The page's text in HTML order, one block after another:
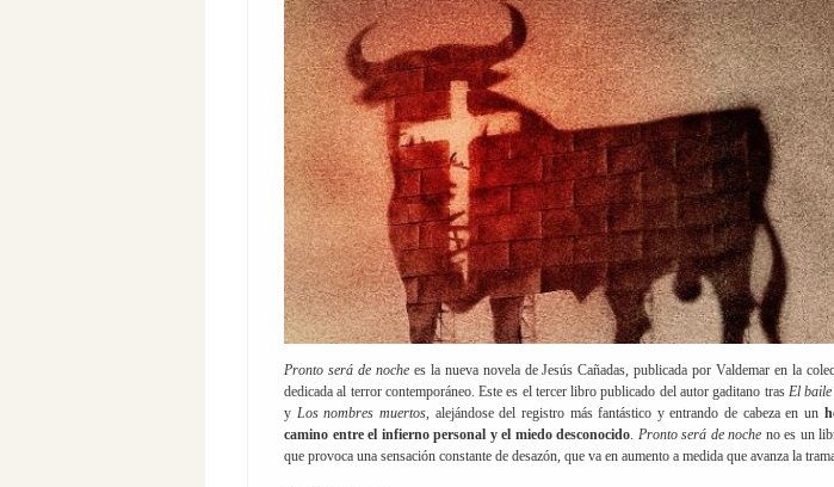
Pronto será de noche es la nueva novela de Jesús Cañadas, publicada por Valdemar en la
dedicada al terror contemporáneo. Este es el tercer libro publicado del autor gaditano tras El baile
y Los nombres muertos, alejándose del registro más fantástico y entrando de cabeza en un
camino entre el infierno personal y el miedo desconocido. Pronto será de noche no es un
que provoca una sensación constante de desazón, que va en aumento a medida que avanza la